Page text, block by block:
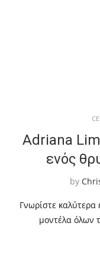
Adriana
ενός
by
Γνωρίστε
μοντέλα όλων